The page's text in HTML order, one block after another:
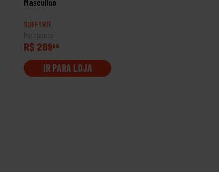
Masculino
SURFTRIP
Por apenas
R$ 28999
IR PARA LOJA